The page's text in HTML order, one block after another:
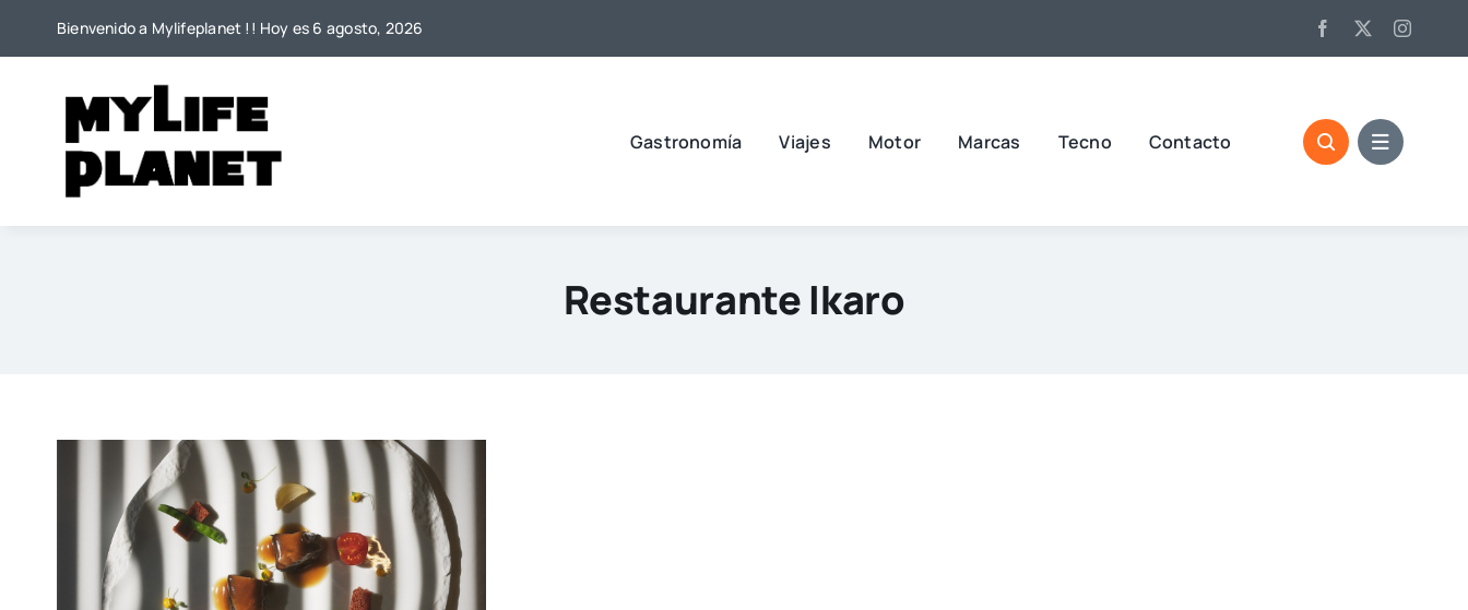
Bienvenido a Mylifeplanet !! Hoy es 6 agosto, 2026
Gastronomía Viajes Motor Marcas Tecno Contacto
Restaurante Ikaro